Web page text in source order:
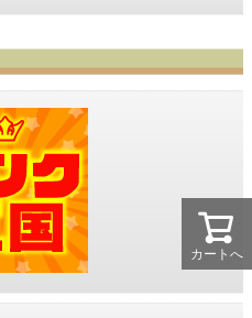
カートへ